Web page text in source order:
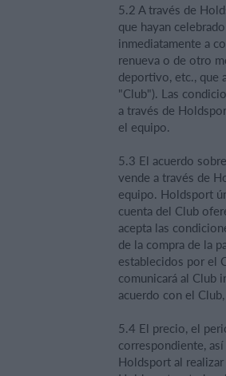
5.2 A través de
que hayan
inmediatamente a
renueva o de otro
deportivo, etc., que
"Club"). Las
a través de
el equipo.
5.3 El acuerdo
vende a través de
equipo. Holdsport
cuenta del Club
acepta las
de la compra de la
establecidos por el
comunicará al Club
acuerdo con el
5.4 El precio, el
correspondiente,
Holdsport al